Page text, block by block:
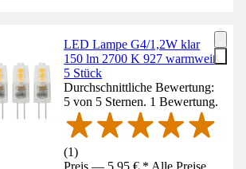
LED Lampe G4/1,2W klar
150 lm 2700 K 927 warmweiß
5 Stück
Durchschnittliche Bewertung:
5 von 5 Sternen. 1 Bewertung.
(1)
Preis — 5,95 € * Alle Preise